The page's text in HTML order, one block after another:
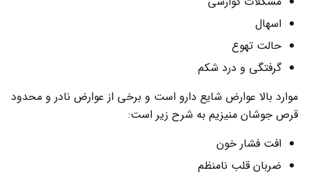
اسهال
حالت تهوع
گرفتگی و درد شکم
موارد بالا عوارض شایع دارو است و برخی از عوارض نادر و محدود
قرص جوشان منیزیم به شرح زیر است:
افت فشار خون
ضربان قلب نامنظم